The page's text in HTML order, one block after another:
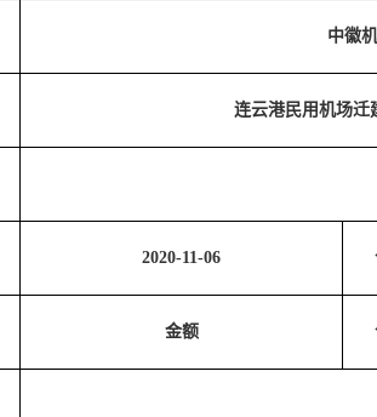
中徽
连云港民用机场迁
2020-11-06
金额